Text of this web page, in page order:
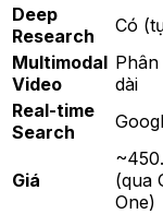
Deep
Research
Có
Multimodal
Video
dài
Real-time
Search
Giá
(qua
One)